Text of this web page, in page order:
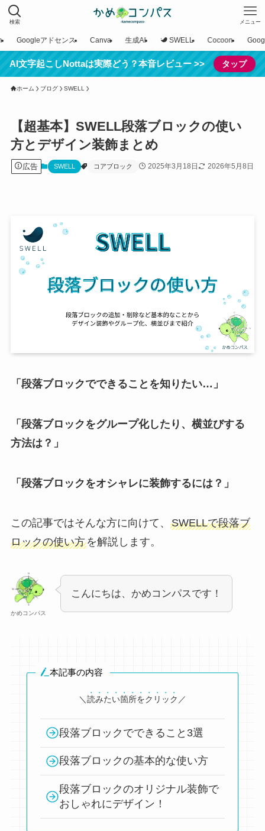
検索 メニュー
Googleアドセンス Canva 生成AI SWELL Cocoon
AI文字起こしNottaは実際どう？本音レビュー >> タップ
ホーム ブログ SWELL
【超基本】SWELL段落ブロックの使い
方とデザイン装飾まとめ
広告 SWELL コアブロック 2025年3月18日 2026年5月8日
「段落ブロックでできることを知りたい…」
「段落ブロックをグループ化したり、横並びする
方法は？」
「段落ブロックをオシャレに装飾するには？」
この記事ではそんな方に向けて、 SWELLで段落ブ
ロックの使い方を解説します。
かめコンパス
こんにちは、かめコンパスです！
本記事の内容
＼ 読みたい箇所をクリック ／
段落ブロックでできること3選
段落ブロックの基本的な使い方
段落ブロックのオリジナル装飾で
おしゃれにデザイン！